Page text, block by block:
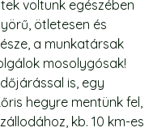
voltunk egészében
ötletesen és
a munkatársak
mosolygósak!
is, egy
hegyre mentünk fel,
kb. 10 km-es